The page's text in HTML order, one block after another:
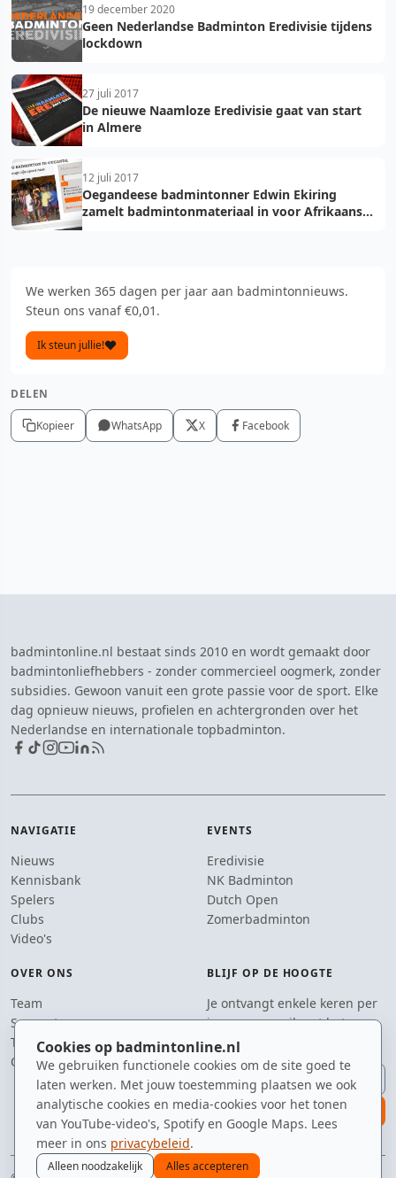
Cookies op badmintonline.nl
We gebruiken functionele cookies om de site goed te
laten werken. Met jouw toestemming plaatsen we ook
analytische cookies en media-cookies voor het tonen
van YouTube-video's, Spotify en Google Maps. Lees
meer in ons privacybeleid.
Alleen noodzakelijk Alles accepteren
19 december 2020
Geen Nederlandse Badminton Eredivisie tijdens
lockdown
27 juli 2017
De nieuwe Naamloze Eredivisie gaat van start
in Almere
12 juli 2017
Oegandeese badmintonner Edwin Ekiring
zamelt badmintonmateriaal in voor Afrikaans
We werken 365 dagen per jaar aan badmintonnieuws.
Steun ons vanaf €0,01.
Ik steun jullie!
DELEN
Kopieer WhatsApp X Facebook
badmintonline.nl bestaat sinds 2010 en wordt gemaakt door
badmintonliefhebbers - zonder commercieel oogmerk, zonder
subsidies. Gewoon vanuit een grote passie voor de sport. Elke
dag opnieuw nieuws, profielen en achtergronden over het
Nederlandse en internationale topbadminton.
NAVIGATIE
Nieuws
Kennisbank
Spelers
Clubs
Video's
EVENTS
Eredivisie
NK Badminton
Dutch Open
Zomerbadminton
OVER ONS
Team
Supporters
Tip de redactie
Contact
BLIJF OP DE HOOGTE
Je ontvangt enkele keren per
jaar een e-mail met het
laatste badmintonnieuws.
E-mailadres
aanmelden